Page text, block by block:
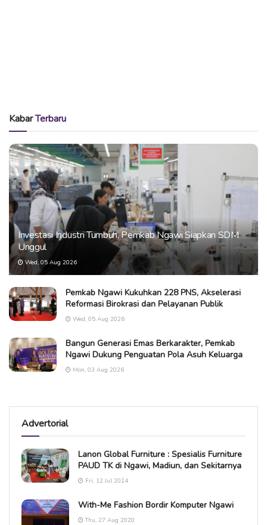
KabarTerbaru
Investasi Industri Tumbuh, Pemkab Ngawi Siapkan SDM
Unggul
Wed, 05 Aug 2026
Pemkab Ngawi Kukuhkan 228 PNS, Akselerasi
Reformasi Birokrasi dan Pelayanan Publik
Wed, 05 Aug 2026
Bangun Generasi Emas Berkarakter, Pemkab
Ngawi Dukung Penguatan Pola Asuh Keluarga
Mon, 03 Aug 2026
Advertorial
Lanon Global Furniture : Spesialis Furniture
PAUD TK di Ngawi, Madiun, dan Sekitarnya
Fri, 12 Jul 2024
With-Me Fashion Bordir Komputer Ngawi
Thu, 27 Aug 2020